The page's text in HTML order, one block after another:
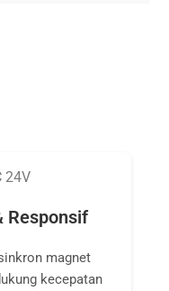
Responsif
magnet
kecepatan